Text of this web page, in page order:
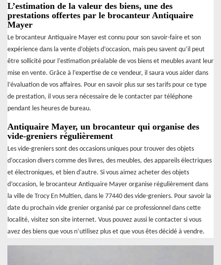
L’estimation de la valeur des biens, une des
prestations offertes par le brocanteur Antiquaire
Mayer
Le brocanteur Antiquaire Mayer est connu pour son savoir-faire et son
expérience dans la vente d’objets d’occasion, mais peu savent qu’il peut
être sollicité pour l’estimation préalable de vos biens et meubles avant leur
mise en vente. Grâce à l’expertise de ce vendeur, il saura vous aider dans
l’évaluation de vos affaires. Pour en savoir plus sur ses tarifs pour ce type
de prestation, il vous sera nécessaire de le contacter par téléphone
pendant les heures de bureau.
Antiquaire Mayer, un brocanteur qui organise des
vide-greniers régulièrement
Les vide-greniers sont des occasions uniques pour trouver des objets
d’occasion divers comme des livres, des meubles, des appareils électriques
et électroniques, et bien d’autre. Si vous aimez acheter des objets
d’occasion, le brocanteur Antiquaire Mayer organise régulièrement dans
la ville de Trocy En Multien, dans le 77440 des vide-greniers. Pour savoir la
date du prochain vide grenier organisé par ce professionnel dans cette
localité, visitez son site internet. Vous pouvez aussi le contacter si vous
avez des biens que vous n’utilisez plus et que vous êtes décidé à vendre.